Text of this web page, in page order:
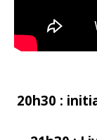
20h30 :